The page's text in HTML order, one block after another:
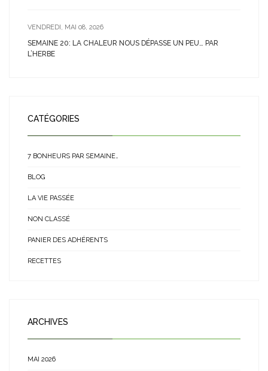
VENDREDI, MAI 08, 2026
SEMAINE 20: LA CHALEUR NOUS DÉPASSE UN PEU… PAR
L’HERBE
CATÉGORIES
7 BONHEURS PAR SEMAINE…
BLOG
LA VIE PASSÉE
NON CLASSÉ
PANIER DES ADHÉRENTS
RECETTES
ARCHIVES
MAI 2026